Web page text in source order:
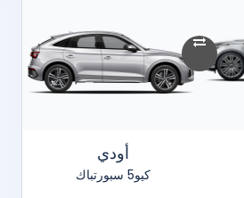
أودي
كيو5 سبورتباك